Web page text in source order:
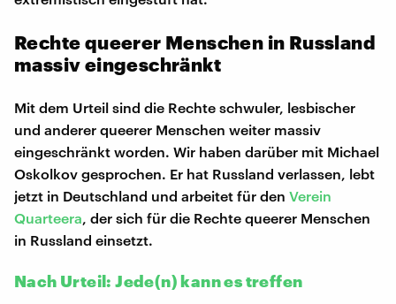
Rechte queerer Menschen in Russland
massiv eingeschränkt
Mit dem Urteil sind die Rechte schwuler, lesbischer
und anderer queerer Menschen weiter massiv
eingeschränkt worden. Wir haben darüber mit Michael
Oskolkov gesprochen. Er hat Russland verlassen, lebt
jetzt in Deutschland und arbeitet für den Verein
Quarteera , der sich für die Rechte queerer Menschen
in Russland einsetzt.
Nach Urteil: Jede(n) kann es treffen